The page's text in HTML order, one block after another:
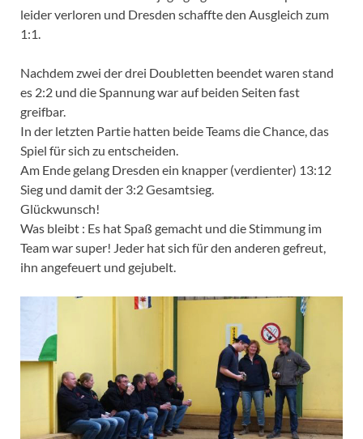
leider verloren und Dresden schaffte den Ausgleich zum
1:1.
Nachdem zwei der drei Doubletten beendet waren stand
es 2:2 und die Spannung war auf beiden Seiten fast
greifbar.
In der letzten Partie hatten beide Teams die Chance, das
Spiel für sich zu entscheiden.
Am Ende gelang Dresden ein knapper (verdienter) 13:12
Sieg und damit der 3:2 Gesamtsieg.
Glückwunsch!
Was bleibt : Es hat Spaß gemacht und die Stimmung im
Team war super! Jeder hat sich für den anderen gefreut,
ihn angefeuert und gejubelt.